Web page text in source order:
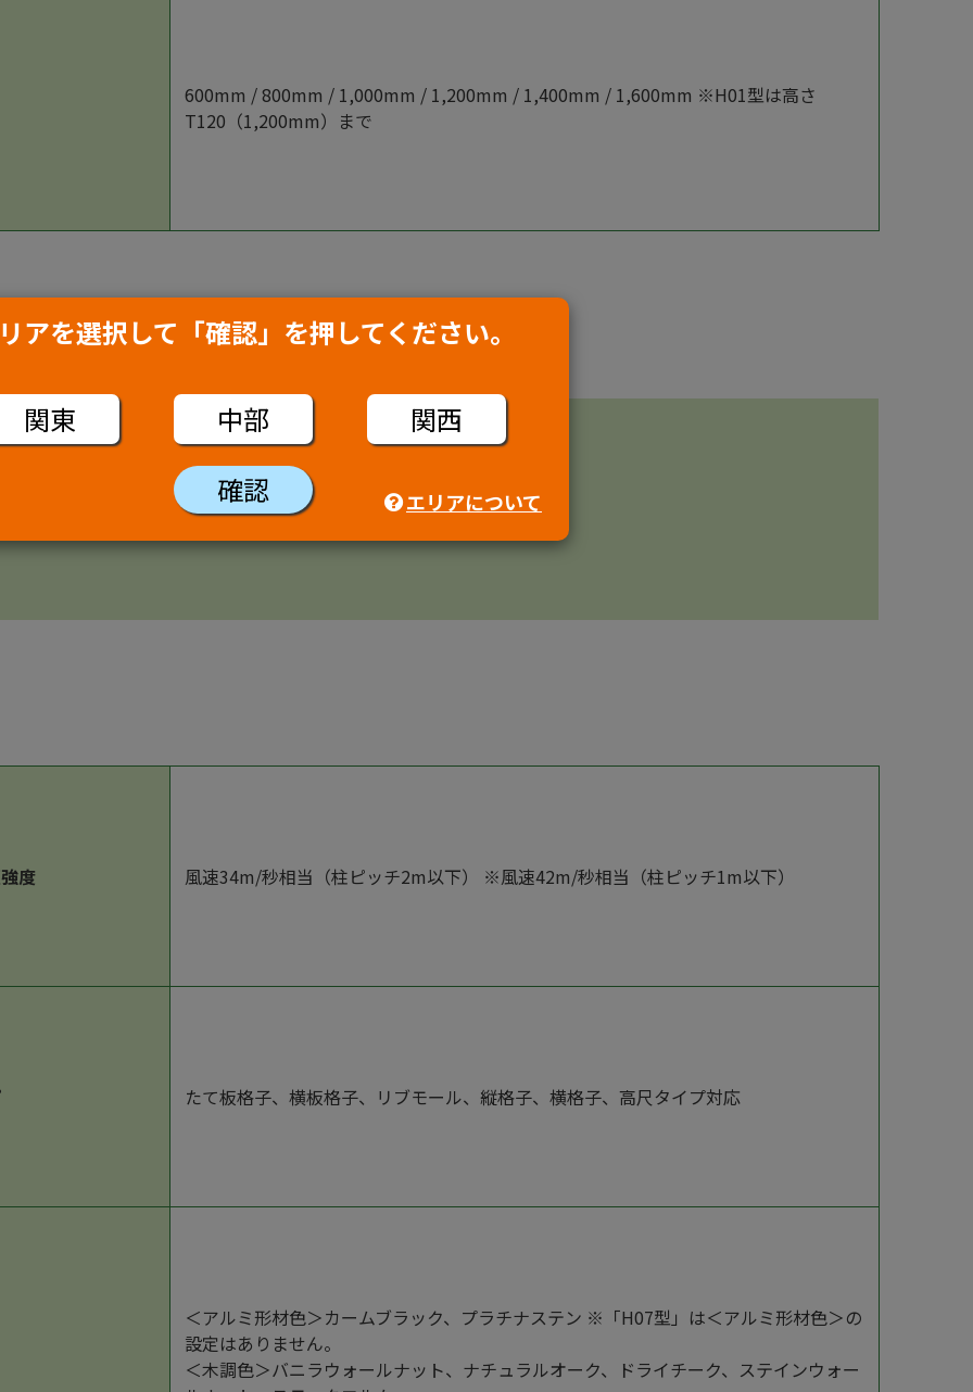
600mm / 800mm / 1,000mm / 1,200mm / 1,400mm / 1,600mm ※H01型は高さ
T120（1,200mm）まで
度 風速34m/秒相当（柱ピッチ2m以下） ※風速42m/秒相当（柱ピッチ1m以下）
たて板格子、横板格子、リブモール、縦格子、横格子、高尺タイプ対応
＜アルミ形材色＞カームブラック、プラチナステン ※「H07型」は＜アルミ形材色＞の
設定はありません。
＜木調色＞バニラウォールナット、ナチュラルオーク、ドライチーク、ステインウォー
アを選択して「確認」を押してください。
関東 中部
関西
確認
エリアについて